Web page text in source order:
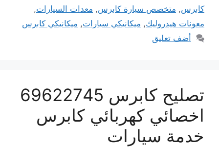
كابرس, متخصص سيارة كابرس, معدات السيارات,
معونات هيدروليك, ميكانيكي سيارات, ميكانيكي كابرس
أضف تعليق
تصليح كابرس 69622745
اخصائي كهربائي كابرس
خدمة سيارات